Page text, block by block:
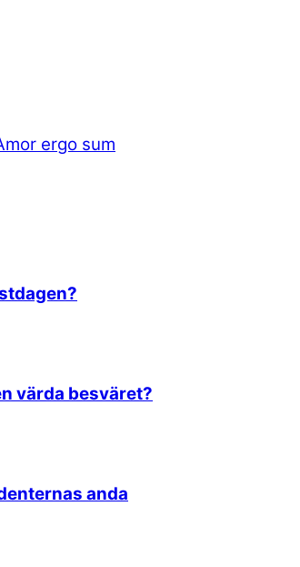
ergo sum
värda besväret?
anda